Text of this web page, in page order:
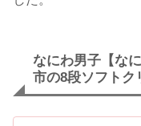
なにわ男子【な
市の8段ソフトク